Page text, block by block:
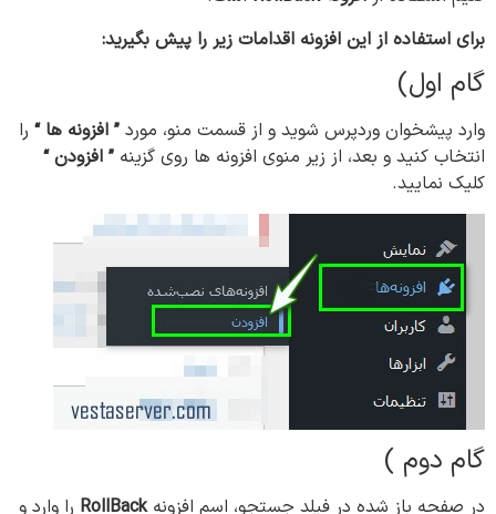
برای استفاده از این افزونه اقدامات زیر را پیش بگیرید:
گام اول)
وارد پیشخوان وردپرس شوید و از قسمت منو، مورد ” افزونه ها “ را
انتخاب کنید و بعد، از زیر منوی افزونه ها روی گزینه ” افزودن “
کلیک نمایید.
گام دوم )
در صفحه باز شده در فیلد جستجو، اسم افزونهRollBack را وارد و